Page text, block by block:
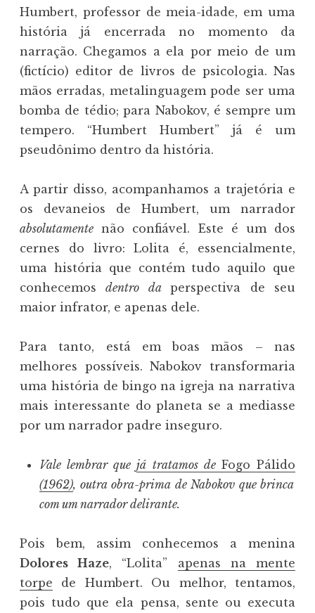
Humbert, professor de meia-idade, em uma
história já encerrada no momento da
narração. Chegamos a ela por meio de um
(fictício) editor de livros de psicologia. Nas
mãos erradas, metalinguagem pode ser uma
bomba de tédio; para Nabokov, é sempre um
tempero. “Humbert Humbert” já é um
pseudônimo dentro da história.
A partir disso, acompanhamos a trajetória e
os devaneios de Humbert, um narrador
absolutamente não confiável. Este é um dos
cernes do livro: Lolita é, essencialmente,
uma história que contém tudo aquilo que
conhecemosdentro daperspectiva de seu
maior infrator, e apenas dele.
Para tanto, está em boas mãos – nas
melhores possíveis. Nabokov transformaria
uma história de bingo na igreja na narrativa
mais interessante do planeta se a mediasse
por um narrador padre inseguro.
Vale lembrar quejá tratamos de Fogo Pálido
(1962), outra obra-prima de Nabokov que brinca
com um narrador delirante.
Pois bem, assim conhecemos a menina
Dolores Haze, “Lolita” apenas na mente
torpe de Humbert. Ou melhor, tentamos,
pois tudo que ela pensa, sente ou executa